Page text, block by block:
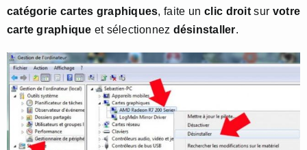
catégorie cartes graphiques, faite un clic droitsur votre
carte graphique et sélectionnez désinstaller.